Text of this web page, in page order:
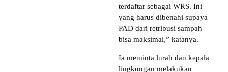
terdaftar sebagai WRS. Ini
yang harus dibenahi supaya
PAD dari retribusi sampah
bisa maksimal,” katanya.
Ia meminta lurah dan kepala
lingkungan melakukan